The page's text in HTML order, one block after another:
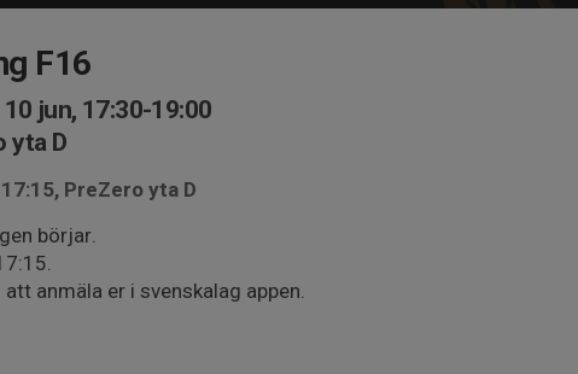
F16
jun, 17:30-19:00
yta D
PreZero yta D
börjar.
att anmäla er i svenskalag appen.